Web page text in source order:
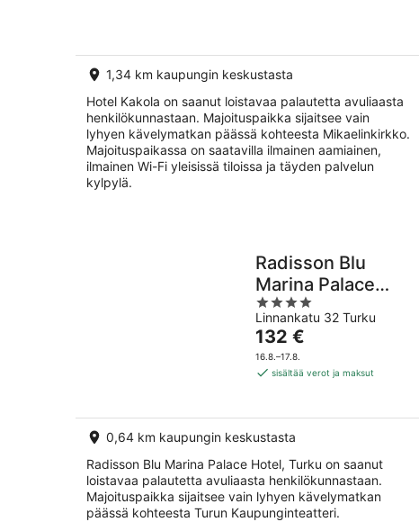
1,34 km kaupungin keskustasta
Hotel Kakola on saanut loistavaa palautetta avuliaasta
henkilökunnastaan. Majoituspaikka sijaitsee vain
lyhyen kävelymatkan päässä kohteesta Mikaelinkirkko.
Majoituspaikassa on saatavilla ilmainen aamiainen,
ilmainen Wi-Fi yleisissä tiloissa ja täyden palvelun
kylpylä.
Radisson Blu
Marina Palace
Hotel, Turku
4
out
of
5
Linnankatu 32 Turku
Hinta
on
132 €
132 €
16.8.–17.8.
sisältää verot ja maksut
0,64 km kaupungin keskustasta
Radisson Blu Marina Palace Hotel, Turku on saanut
loistavaa palautetta avuliaasta henkilökunnastaan.
Majoituspaikka sijaitsee vain lyhyen kävelymatkan
päässä kohteesta Turun Kaupunginteatteri.